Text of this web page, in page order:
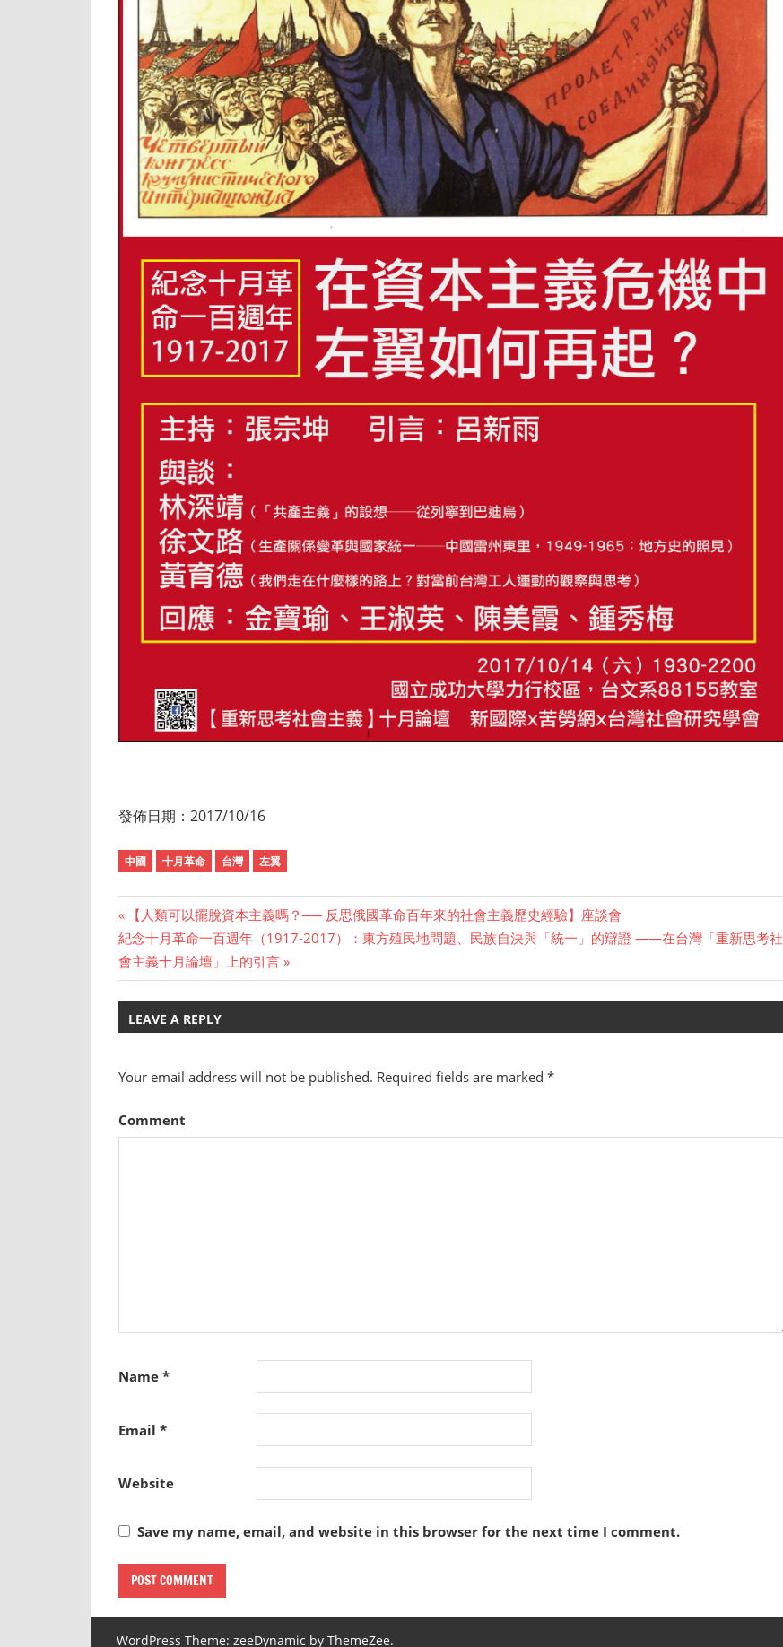
發佈日期：2017/10/16
中國 十月革命 台灣 左翼
Post
navigation
Previous
Post:
【人類可以擺脫資本主義嗎？── 反思俄國革命百年來的社會主義歷史經驗】座談會
Next
Post:
紀念十月革命一百週年（1917-2017）：東方殖民地問題、民族自決與「統一」的辯證 ——在台灣「重新思考社
會主義十月論壇」上的引言
LEAVE A REPLY
Your email address will not be published. Required fields are marked *
Comment
Name *
Email *
Website
Save my name, email, and website in this browser for the next time I comment.
WordPress Theme: zeeDynamic by ThemeZee.